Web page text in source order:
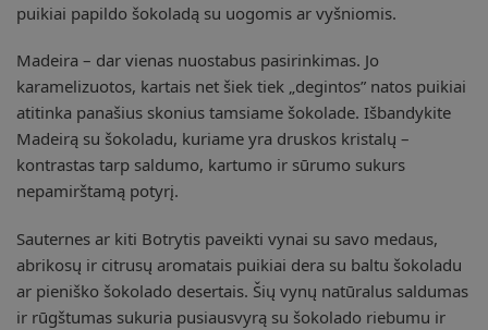
puikiai papildo šokoladą su uogomis ar vyšniomis.
Madeira – dar vienas nuostabus pasirinkimas. Jo
karamelizuotos, kartais net šiek tiek „degintos” natos puikiai
atitinka panašius skonius tamsiame šokolade. Išbandykite
Madeirą su šokoladu, kuriame yra druskos kristalų –
kontrastas tarp saldumo, kartumo ir sūrumo sukurs
nepamirštamą potyrį.
Sauternes ar kiti Botrytis paveikti vynai su savo medaus,
abrikosų ir citrusų aromatais puikiai dera su baltu šokoladu
ar pieniško šokolado desertais. Šių vynų natūralus saldumas
ir rūgštumas sukuria pusiausvyrą su šokolado riebumu ir